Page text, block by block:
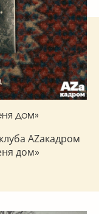
дом»
AZакадром
дом»